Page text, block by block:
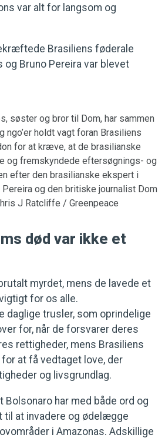
var alt for langsom og
Brasiliens føderale
og Bruno Pereira var blevet
søster og bror til Dom, har sammen
ngo’er holdt vagt foran Brasiliens
for at kræve, at de brasilianske
og fremskyndede eftersøgnings- og
efter den brasilianske ekspert i
og den britiske journalist Dom
J Ratcliffe / Greenpeace
død var ikke et
myrdet, mens de lavede et
for os alle.
daglige trusler, som oprindelige
for, når de forsvarer deres
rettigheder, mens Brasiliens
at få vedtaget love, der
og livsgrundlag.
har med både ord og
til at invadere og ødelægge
i Amazonas. Adskillige